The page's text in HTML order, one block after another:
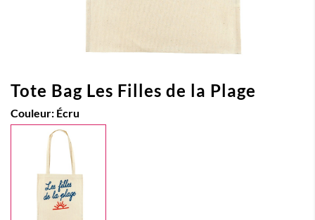
Tote Bag Les Filles de la Plage
Couleur: Écru